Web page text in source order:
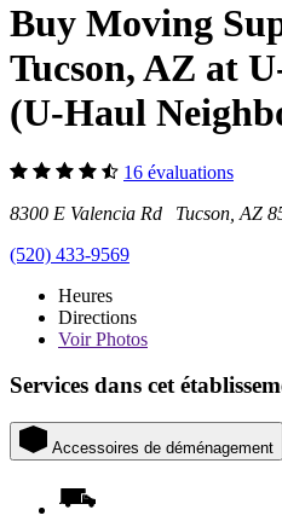
Buy Moving
Tucson, AZ at
(U-Haul
16 évaluations
8300 E Valencia Rd Tucson, AZ
(520) 433-9569
Heures
Directions
VoirPhotos
Services dans cet
Accessoires de déménagement